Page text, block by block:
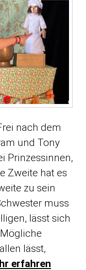
nach dem
und Tony
Prinzessinnen,
Zweite hat es
zu sein
muss
lässt sich
lässt,
erfahren